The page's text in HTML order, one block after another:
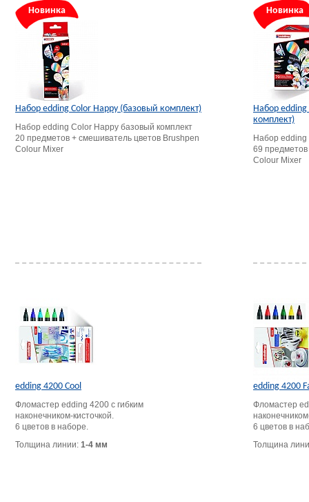
Новинка
Набор edding Сolor Happy (базовый комплект)
Набор edding Сolor Happy базовый комплект
20 предметов + смешиватель цветов Brushpen
Colour Mixer
Новинка
Набор
комплект)
Набор
69
Colour Mixer
edding 4200 Cool
Фломастер edding 4200 с гибким
наконечником-кисточкой.
6 цветов в наборе.
Толщина линии: 1-4 мм
edding 4200
Фломастер
6 цветов в
Толщина